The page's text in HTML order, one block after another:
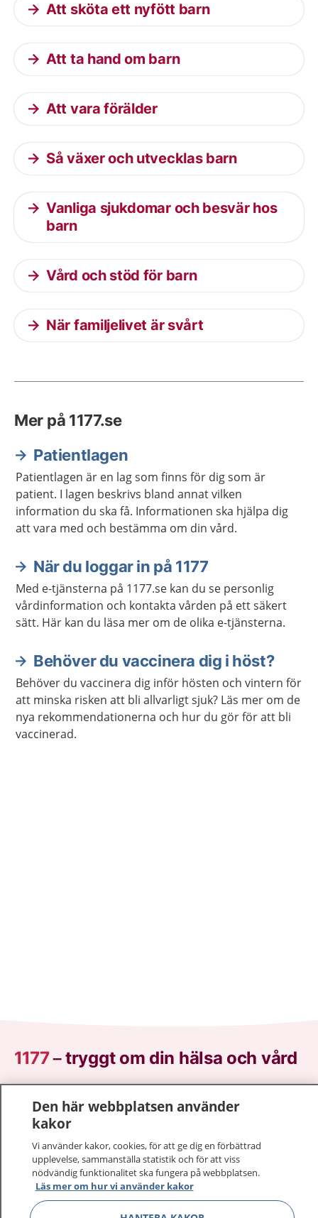
Att sköta ett nyfött barn
Att ta hand om barn
Att vara förälder
Så växer och utvecklas barn
Vanliga sjukdomar och besvär hos
barn
Vård och stöd för barn
När familjelivet är svårt
Mer på 1177.se
Patientlagen
Patientlagen är en lag som finns för dig som är
patient. I lagen beskrivs bland annat vilken
information du ska få. Informationen ska hjälpa dig
att vara med och bestämma om din vård.
När du loggar in på 1177
Med e-tjänsterna på 1177.se kan du se personlig
vårdinformation och kontakta vården på ett säkert
sätt. Här kan du läsa mer om de olika e-tjänsterna.
Behöver du vaccinera dig i höst?
Behöver du vaccinera dig inför hösten och vintern för
att minska risken att bli allvarligt sjuk? Läs mer om de
nya rekommendationerna och hur du gör för att bli
vaccinerad.
1177–tryggt om din hälsa och vård
sjukdomar och vilka mottagningar du kan kontakta.
Logga in för att läsa din journal och göra dina
vårdärenden. Ring telefonnummer 1177 för
sjukvårdsrådgivning dygnet runt.
1177 ger dig råd när du vill må bättre.
Den här webbplatsen använder
kakor
Vi använder kakor, cookies, för att ge dig en förbättrad
upplevelse, sammanställa statistik och för att viss
nödvändig funktionalitet ska fungera på webbplatsen.
Läs mer om hur vi använder kakor